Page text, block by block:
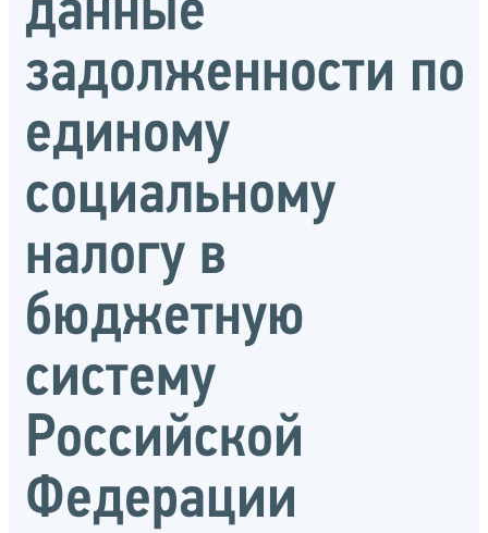
данные
задолженности по
единому
социальному
налогу в
бюджетную
систему
Российской
Федерации